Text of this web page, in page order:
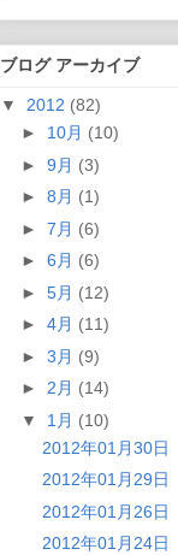
ブログ アーカイブ
▼ 2012 (82)
► 10月 (10)
► 9月 (3)
► 8月 (1)
► 7月 (6)
► 6月 (6)
► 5月 (12)
► 4月 (11)
► 3月 (9)
► 2月 (14)
▼ 1月 (10)
2012年01月30日
2012年01月29日
2012年01月26日
2012年01月24日